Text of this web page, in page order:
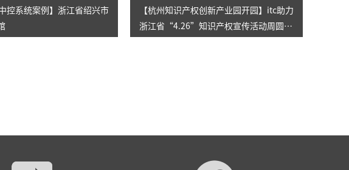
控系统案例】浙江省绍兴市
【杭州知识产权创新产业园开园】itc助力
浙江省“4.26”知识产权宣传活动周圆满